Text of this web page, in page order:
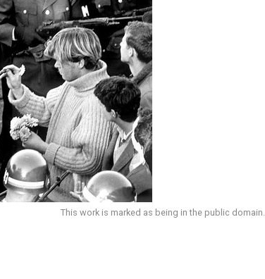
This work is marked as being in the public domain.